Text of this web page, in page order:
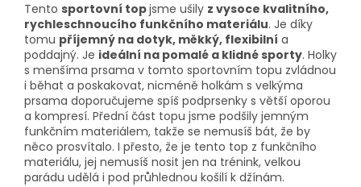
Tento sportovní topjsme ušily z vysoce kvalitního,
rychleschnoucího funkčního materiálu. Je díky
tomu příjemný na dotyk, měkký, flexibilní a
poddajný. Je ideální na pomalé a klidné sporty. Holky
s menšíma prsama v tomto sportovním topu zvládnou
i běhat a poskakovat, nicméně holkám s velkýma
prsama doporučujeme spíš podprsenky s větší oporou
a kompresí. Přední část topu jsme podšily jemným
funkčním materiálem, takže se nemusíš bát, že by
něco prosvítalo. I přesto, že je tento top z funkčního
materiálu, jej nemusíš nosit jen na trénink, velkou
parádu udělá i pod průhlednou košilí k džínám.